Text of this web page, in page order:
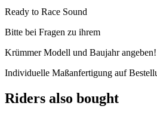
Ready to Race Sound
Bitte bei Fragen zu ihrem
Krümmer Modell und Baujahr
Individuelle Maßanfertigung auf
Riders also bought